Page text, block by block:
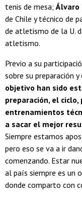
tenis de mesa; Álvaro
de Chile y técnico de
de atletismo de la U.
atletismo.
Previo a su
sobre su preparación
objetivo han sido
preparación, el
entrenamientos
a sacar el mejor
Siempre estamos
pero eso se va a ir
comenzando. Estar
al país siempre es un
donde comparto con